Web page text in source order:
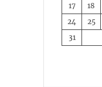
17
18
24
25
31